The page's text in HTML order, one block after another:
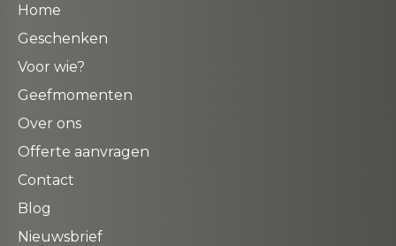
Home
Geschenken
Voor wie?
Geefmomenten
Over ons
Offerte aanvragen
Contact
Blog
Nieuwsbrief